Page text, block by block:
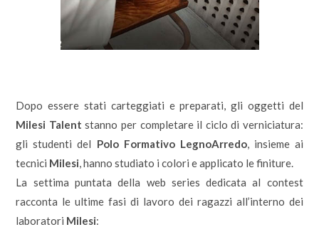
Dopo essere stati carteggiati e preparati, gli oggetti del
Milesi Talent stanno per completare il ciclo di verniciatura:
gli studenti del Polo Formativo LegnoArredo, insieme ai
tecnici Milesi, hanno studiato i colori e applicato le finiture.
La settima puntata della web series dedicata al contest
racconta le ultime fasi di lavoro dei ragazzi all’interno dei
laboratori Milesi: